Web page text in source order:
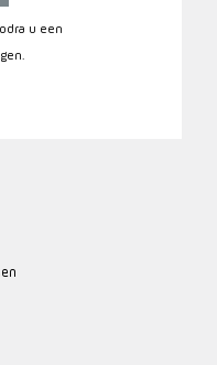
u een